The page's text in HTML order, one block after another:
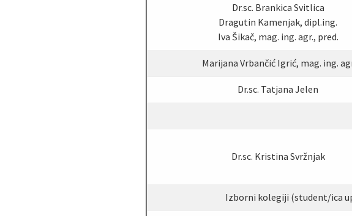
Dr.sc. Brankica Svitlica
Dragutin Kamenjak, dipl.ing.
Iva Šikač, mag. ing. agr., pred.
Marijana Vrbančić Igrić, mag. ing.
Dr.sc. Tatjana Jelen
Dr.sc. Kristina Svržnjak
Izborni kolegiji (student/ica